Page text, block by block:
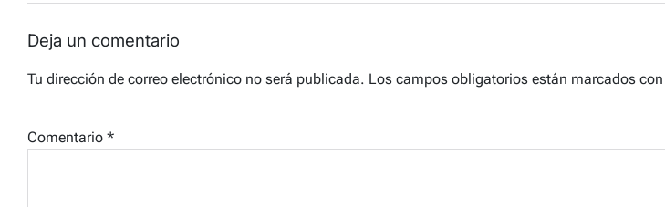
Deja un comentario
Tu dirección de correo electrónico no será publicada. Los campos obligatorios están marcados con
Comentario *